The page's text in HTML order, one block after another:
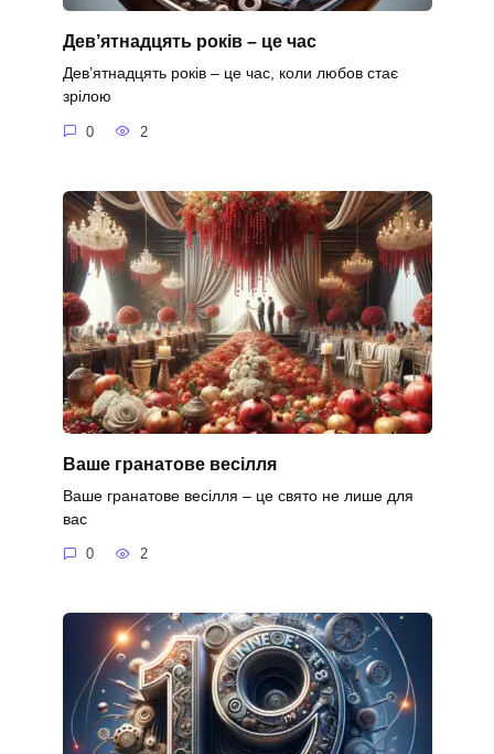
Дев’ятнадцять років – це час
Дев’ятнадцять років – це час, коли любов стає
зрілою
0 2
Ваше гранатове весілля
Ваше гранатове весілля – це свято не лише для
вас
0 2